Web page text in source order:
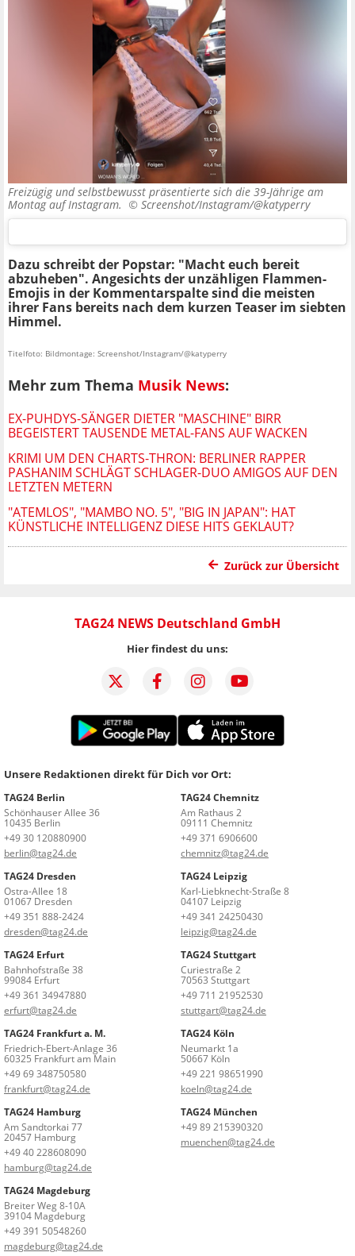
Freizügig und selbstbewusst präsentierte sich die 39-Jährige am
Montag auf Instagram. © Screenshot/Instagram/@katyperry
Dazu schreibt der Popstar: "Macht euch bereit
abzuheben". Angesichts der unzähligen Flammen-
Emojis in der Kommentarspalte sind die meisten
ihrer Fans bereits nach dem kurzen Teaser im siebten
Himmel.
Titelfoto: Bildmontage: Screenshot/Instagram/@katyperry
Mehr zum Thema Musik News:
EX-PUHDYS-SÄNGER DIETER "MASCHINE" BIRR
BEGEISTERT TAUSENDE METAL-FANS AUF WACKEN
KRIMI UM DEN CHARTS-THRON: BERLINER RAPPER
PASHANIM SCHLÄGT SCHLAGER-DUO AMIGOS AUF DEN
LETZTEN METERN
"ATEMLOS", "MAMBO NO. 5", "BIG IN JAPAN": HAT
KÜNSTLICHE INTELLIGENZ DIESE HITS GEKLAUT?
Zurück zur Übersicht
TAG24 NEWS Deutschland GmbH
Hier findest du uns:
Unsere Redaktionen direkt für Dich vor Ort:
TAG24 Berlin
Schönhauser Allee 36
10435 Berlin
+49 30 120880900
berlin@tag24.de
TAG24 Chemnitz
Am Rathaus 2
09111 Chemnitz
+49 371 6906600
chemnitz@tag24.de
TAG24 Dresden
Ostra-Allee 18
01067 Dresden
+49 351 888-2424
dresden@tag24.de
TAG24 Leipzig
Karl-Liebknecht-Straße 8
04107 Leipzig
+49 341 24250430
leipzig@tag24.de
TAG24 Erfurt
Bahnhofstraße 38
99084 Erfurt
+49 361 34947880
erfurt@tag24.de
TAG24 Stuttgart
Curiestraße 2
70563 Stuttgart
+49 711 21952530
stuttgart@tag24.de
TAG24 Frankfurt a. M.
Friedrich-Ebert-Anlage 36
60325 Frankfurt am Main
+49 69 348750580
frankfurt@tag24.de
TAG24 Köln
Neumarkt 1a
50667 Köln
+49 221 98651990
koeln@tag24.de
TAG24 Hamburg
Am Sandtorkai 77
20457 Hamburg
+49 40 228608090
hamburg@tag24.de
TAG24 München
+49 89 215390320
muenchen@tag24.de
TAG24 Magdeburg
Breiter Weg 8-10A
39104 Magdeburg
+49 391 50548260
magdeburg@tag24.de